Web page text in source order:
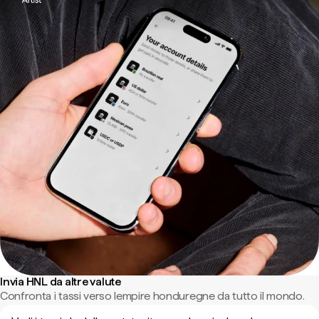
Invia HNL da altre valute
Confronta i tassi verso lempire honduregne da tutto il mondo.